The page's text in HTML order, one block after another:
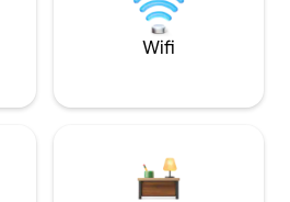
Wifi